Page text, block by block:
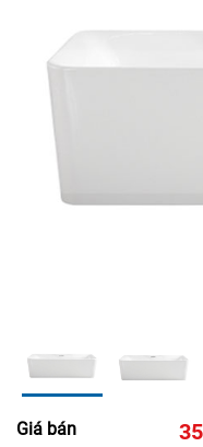
Giá bán